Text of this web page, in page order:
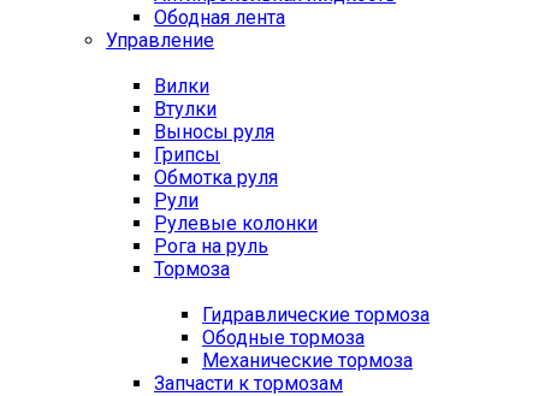
Ободная лента
Управление
Вилки
Втулки
Выносы руля
Грипсы
Обмотка руля
Рули
Рулевые колонки
Рога на руль
Тормоза
Гидравлические тормоза
Ободные тормоза
Механические тормоза
Запчасти к тормозам